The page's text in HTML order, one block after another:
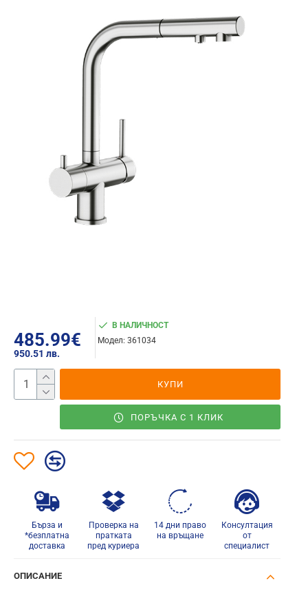
485.99€
950.51 лв.
В НАЛИЧНОСТ
Модел: 361034
КУПИ
ПОРЪЧКА С 1 КЛИК
Бърза и
*безплатна
доставка
Проверка на
пратката
пред куриера
14 дни право
на връщане
Консултация
от
специалист
ОПИСАНИЕ